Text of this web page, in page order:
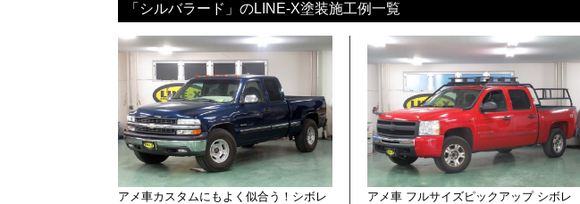
「シルバラード」のLINE-X塗装施工例一覧
アメ車カスタムにもよく似合う！シボレ
アメ車 フルサイズピックアップ シボレ